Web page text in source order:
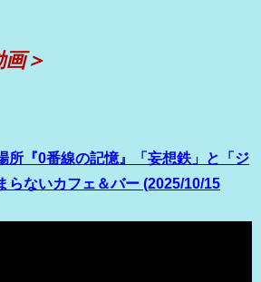
画＞
所『0番線の記憶』「妄想鉄」と「ジ
らないカフェ＆バー (2025/10/15